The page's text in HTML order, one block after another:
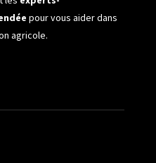
pour vous aider dans
agricole.